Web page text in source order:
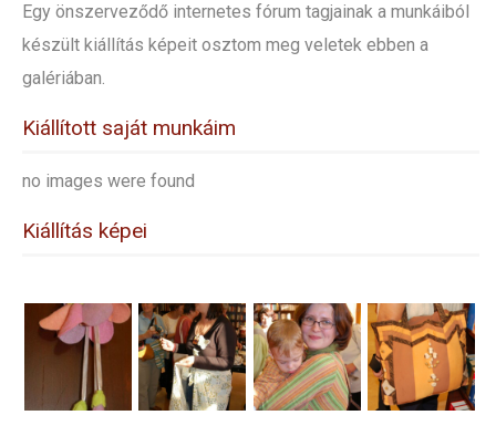
Egy önszerveződő internetes fórum tagjainak a munkáiból
készült kiállítás képeit osztom meg veletek ebben a
galériában.
Kiállított saját munkáim
no images were found
Kiállítás képei